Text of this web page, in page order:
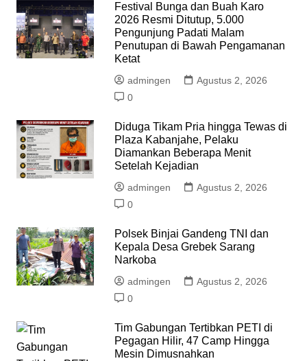
Festival Bunga dan Buah Karo
2026 Resmi Ditutup, 5.000
Pengunjung Padati Malam
Penutupan di Bawah Pengamanan
Ketat
admingen
Agustus 2, 2026
0
Diduga Tikam Pria hingga Tewas di
Plaza Kabanjahe, Pelaku
Diamankan Beberapa Menit
Setelah Kejadian
admingen
Agustus 2, 2026
0
Polsek Binjai Gandeng TNI dan
Kepala Desa Grebek Sarang
Narkoba
admingen
Agustus 2, 2026
0
Tim Gabungan Tertibkan PETI di
Pegagan Hilir, 47 Camp Hingga
Mesin Dimusnahkan